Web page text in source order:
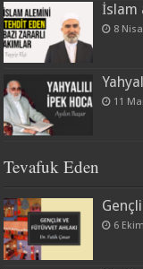
İslam
8
11
Tevafuk Eden
6